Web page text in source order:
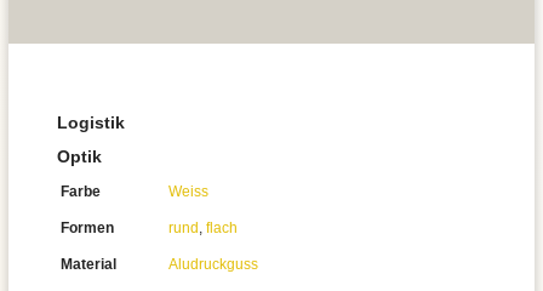
Logistik
Optik
Farbe Weiss
Formen rund , flach
Material Aludruckguss